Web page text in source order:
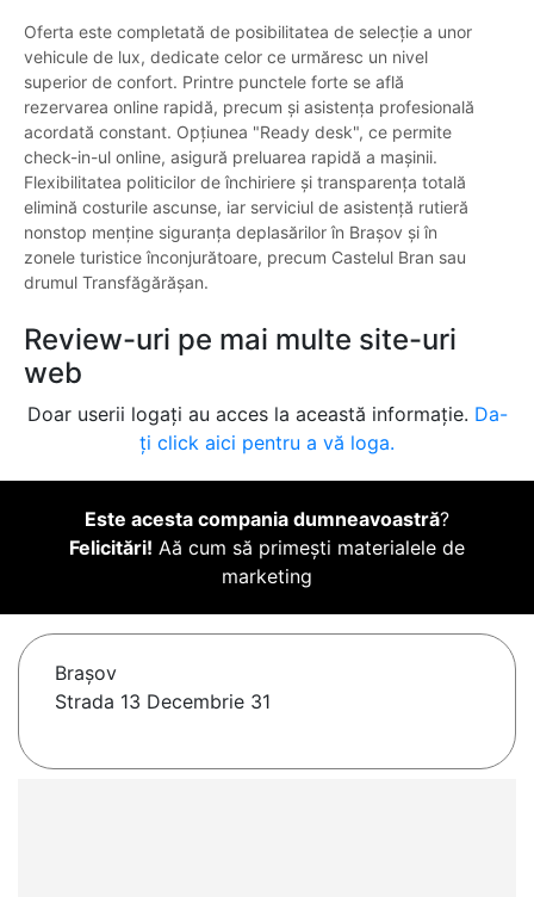
Oferta este completată de posibilitatea de selecție a unor
vehicule de lux, dedicate celor ce urmăresc un nivel
superior de confort. Printre punctele forte se află
rezervarea online rapidă, precum și asistența profesională
acordată constant. Opțiunea "Ready desk", ce permite
check-in-ul online, asigură preluarea rapidă a mașinii.
Flexibilitatea politicilor de închiriere și transparența totală
elimină costurile ascunse, iar serviciul de asistență rutieră
nonstop menține siguranța deplasărilor în Brașov și în
zonele turistice înconjurătoare, precum Castelul Bran sau
drumul Transfăgărășan.
Review-uri pe mai multe site-uri
web
Doar userii logați au acces la această informație. Da-
ți click aici pentru a vă loga.
Este acesta compania dumneavoastră?
Felicitări! Aă cum să primești materialele de
marketing
Braşov
Strada 13 Decembrie 31